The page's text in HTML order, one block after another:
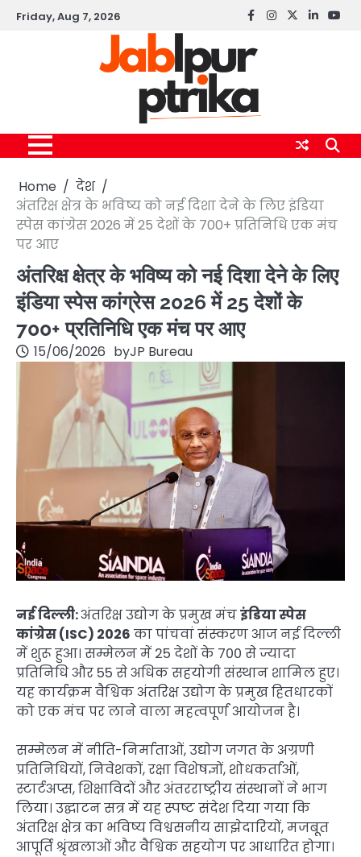
SkipFriday, Aug 7, 2026 Facebook
instagram
twitterlinkedin
Home
देश
अंतरिक्ष क्षेत्र के भविष्य को नई दिशा देने के लिए इंडिया
स्पेस कांग्रेस 2026 में 25 देशों के 700+ प्रतिनिधि एक मंच
पर आए
अंतरिक्ष क्षेत्र के भविष्य को नई दिशा देने के लिए
इंडिया स्पेस कांग्रेस 2026 में 25 देशों के
700+ प्रतिनिधि एक मंच पर आए
15/06/2026 byJP Bureau
नई दिल्ली:अंतरिक्ष उद्योग के प्रमुख मंचइंडिया स्पेस
कांग्रेस (ISC) 2026 का पांचवां संस्करण आज नई दिल्ली
में शुरू हुआ। सम्मेलन में 25 देशों के 700 से ज्यादा
प्रतिनिधि और 55 से अधिक सहयोगी संस्थान शामिल हुए।
यह कार्यक्रम वैश्विक अंतरिक्ष उद्योग के प्रमुख हितधारकों
को एक मंच पर लाने वाला महत्वपूर्ण आयोजन है।
सम्मेलन में नीति-निर्माताओं, उद्योग जगत के अग्रणी
प्रतिनिधियों, निवेशकों, रक्षा विशेषज्ञों, शोधकर्ताओं,
स्टार्टअप्स, शिक्षाविदों और अंतरराष्ट्रीय संस्थानों ने भाग
लिया। उद्घाटन सत्र में यह स्पष्ट संदेश दिया गया कि
अंतरिक्ष क्षेत्र का भविष्य विश्वसनीय साझेदारियों, मजबूत
आपूर्ति श्रृंखलाओं और वैश्विक सहयोग पर आधारित होगा।